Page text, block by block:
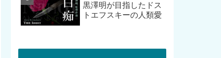
黒澤明が目指したドス
トエフスキーの人類愛